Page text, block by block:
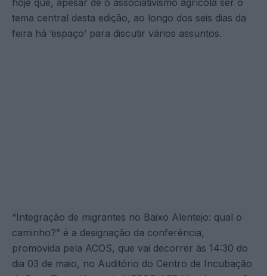
tema central desta edição, ao longo dos seis dias da
feira há ‘espaço’ para discutir vários assuntos.
“Integração de migrantes no Baixo Alentejo: qual o
caminho?” é a designação da conferência,
promovida pela ACOS, que vai decorrer às 14:30 do
dia 03 de maio, no Auditório do Centro de Incubação